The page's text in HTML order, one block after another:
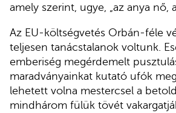
amely szerint, ugye, „az anya nő,
Az EU-költségvetés Orbán-féle
teljesen tanácstalanok voltunk.
emberiség megérdemelt
maradványainkat kutató ufók
lehetett volna mestercsel a
mindhárom fülük tövét